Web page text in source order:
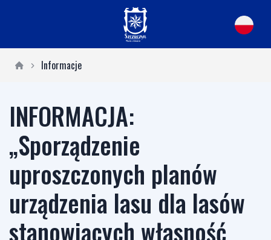
Informacje
INFORMACJA:
„Sporządzenie
uproszczonych planów
urządzenia lasu dla lasów
stanowiących własność